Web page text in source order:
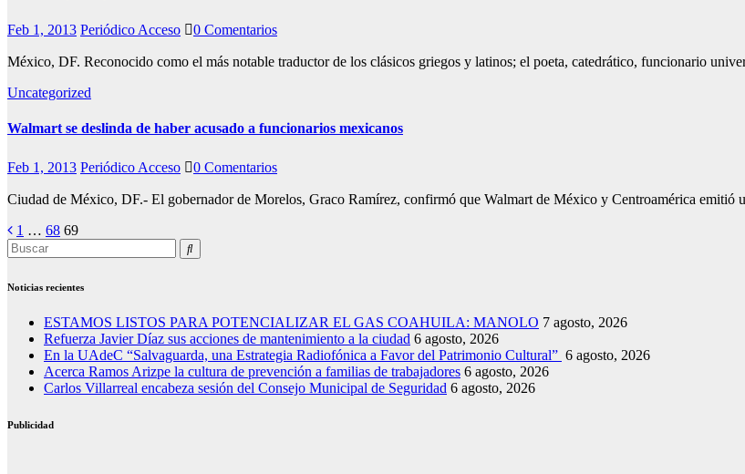
Feb 1, 2013 Periódico Acceso 0 Comentarios
México, DF. Reconocido como el más notable traductor de los clásicos griegos y latinos; el poeta, catedrático, funcionario
Uncategorized
Walmart se deslinda de haber acusado a funcionarios mexicanos
Feb 1, 2013 Periódico Acceso 0 Comentarios
Ciudad de México, DF.- El gobernador de Morelos, Graco Ramírez, confirmó que Walmart de México y Centroamérica emitió
Posts
pagination
1 … 68 69
Noticias recientes
ESTAMOS LISTOS PARA POTENCIALIZAR EL GAS COAHUILA: MANOLO 7 agosto, 2026
Refuerza Javier Díaz sus acciones de mantenimiento a la ciudad 6 agosto, 2026
En la UAdeC “Salvaguarda, una Estrategia Radiofónica a Favor del Patrimonio Cultural” 6 agosto, 2026
Acerca Ramos Arizpe la cultura de prevención a familias de trabajadores 6 agosto, 2026
Carlos Villarreal encabeza sesión del Consejo Municipal de Seguridad 6 agosto, 2026
Publicidad